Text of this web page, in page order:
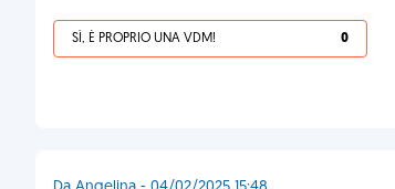
SÌ, È PROPRIO UNA VDM! 0